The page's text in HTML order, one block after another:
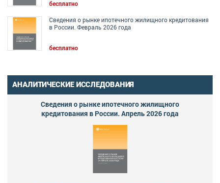
бесплатно
Сведения о рынке ипотечного жилищного кредитования
в России. Февраль 2026 года
бесплатно
АНАЛИТИЧЕСКИЕ ИССЛЕДОВАНИЯ
Сведения о рынке ипотечного жилищного
кредитования в России. Апрель 2026 года